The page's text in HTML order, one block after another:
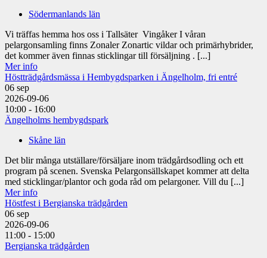
Södermanlands län
Vi träffas hemma hos oss i Tallsäter Vingåker I våran
pelargonsamling finns Zonaler Zonartic vildar och primärhybrider,
det kommer även finnas sticklingar till försäljning . [...]
Mer info
Höstträdgårdsmässa i Hembygdsparken i Ängelholm, fri entré
06 sep
2026-09-06
10:00 - 16:00
Ängelholms hembygdspark
Skåne län
Det blir många utställare/försäljare inom trädgårdsodling och ett
program på scenen. Svenska Pelargonsällskapet kommer att delta
med sticklingar/plantor och goda råd om pelargoner. Vill du [...]
Mer info
Höstfest i Bergianska trädgården
06 sep
2026-09-06
11:00 - 15:00
Bergianska trädgården